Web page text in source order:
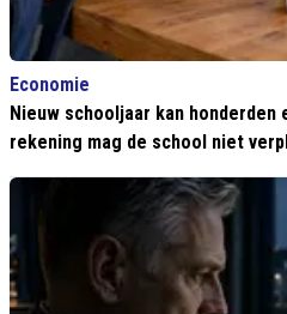
Economie
Nieuw schooljaar kan honderden
rekening mag de school niet